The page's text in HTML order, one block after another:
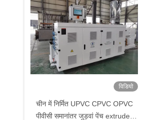
विडियो
चीन में निर्मित UPVC CPVC OPVC
पीवीसी समानांतर जुड़वां पेंच extruder